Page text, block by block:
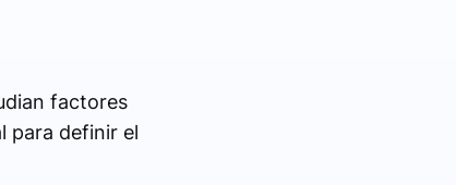
factores
para definir el